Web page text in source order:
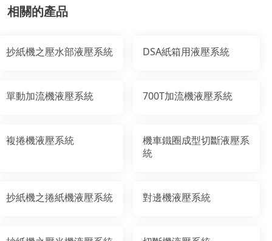
相關的產品
抄紙機之壓水部液壓系統 DSA紙箱用液壓系統
單動加流機液壓系統 700T加流機液壓系統
複捲機液壓系統
機車鐵圈成型切斷液壓系
統
抄紙機之捲紙機液壓系統 對邊機液壓系統